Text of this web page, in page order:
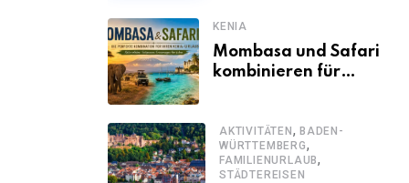
KENIA
Mombasa und Safari
kombinieren für
Kenia-Urlaub
AKTIVITÄTEN , BADEN-
WÜRTTEMBERG,
FAMILIENURLAUB,
STÄDTEREISEN